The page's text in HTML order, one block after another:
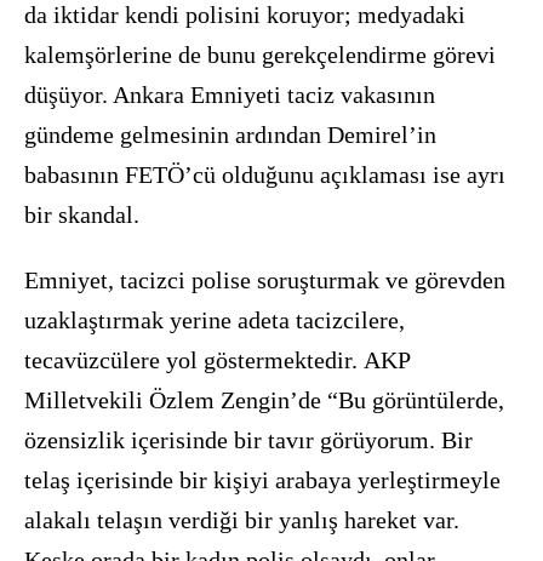
da iktidar kendi polisini koruyor; medyadaki
kalemşörlerine de bunu gerekçelendirme görevi
düşüyor. Ankara Emniyeti taciz vakasının
gündeme gelmesinin ardından Demirel’in
babasının FETÖ’cü olduğunu açıklaması ise ayrı
bir skandal.
Emniyet, tacizci polise soruşturmak ve görevden
uzaklaştırmak yerine adeta tacizcilere,
tecavüzcülere yol göstermektedir. AKP
Milletvekili Özlem Zengin’de “Bu görüntülerde,
özensizlik içerisinde bir tavır görüyorum. Bir
telaş içerisinde bir kişiyi arabaya yerleştirmeyle
alakalı telaşın verdiği bir yanlış hareket var.